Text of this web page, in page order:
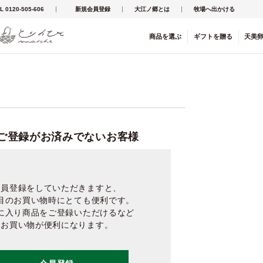
0120-505-606 新規会員登録 大江ノ郷とは 牧場へ出かける
商品を選ぶ ギフト を贈る 天美
登録がお済みでないお客様
登録をしていただきますと、
のお買い物時にとても便利です。
入り商品をご登録いただけるなど
お買い物が便利になります。